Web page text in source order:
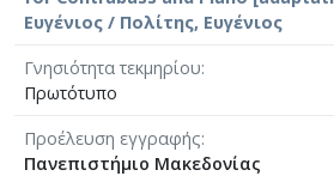
Ευγένιος / Πολίτης, Ευγένιος
Γνησιότητα τεκμηρίου
Πρωτότυπο
Προέλευση εγγραφής
Πανεπιστήμιο Μακεδονίας